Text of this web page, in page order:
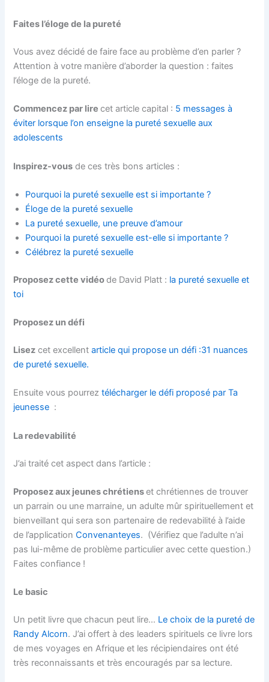
Faites l’éloge de la pureté
Vous avez décidé de faire face au problème d’en parler ?
Attention à votre manière d’aborder la question : faites
l’éloge de la pureté.
Commencez par lirecet article capital : 5 messages à
éviter lorsque l’on enseigne la pureté sexuelle aux
adolescents
Inspirez-vous de ces très bons articles :
Pourquoi la pureté sexuelle est si importante ?
Éloge de la pureté sexuelle
La pureté sexuelle, une preuve d’amour
Pourquoi la pureté sexuelle est-elle si importante ?
Célébrez la pureté sexuelle
Proposez cette vidéode David Platt : la pureté sexuelle et
toi
Proposez un défi
Lisez cet excellent article qui propose un défi :31 nuances
de pureté sexuelle.
Ensuite vous pourreztélécharger le défi proposé par Ta
jeunesse :
La redevabilité
J’ai traité cet aspect dans l’article :
Proposez aux jeunes chrétienset chrétiennes de trouver
un parrain ou une marraine, un adulte mûr spirituellement et
bienveillant qui sera son partenaire de redevabilité à l’aide
de l’applicationConvenanteyes. (Vérifiez que l’adulte n’ai
pas lui-même de problème particulier avec cette question.)
Faites confiance !
Le basic
Un petit livre que chacun peut lire… Le choix de la pureté de
Randy Alcorn. J’ai offert à des leaders spirituels ce livre lors
de mes voyages en Afrique et les récipiendaires ont été
très reconnaissants et très encouragés par sa lecture.